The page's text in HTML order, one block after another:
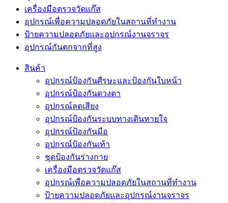
เครื่องมือตรวจวัดแก๊ส
อุปกรณ์เพื่อความปลอดภัยในสถานที่ทำงาน
ป้ายความปลอดภัยและอุปกรณ์งานจราจร
อุปกรณ์กันตกจากที่สูง
สินค้า
อุปกรณ์ป้องกันศีรษะและป้องกันใบหน้า
อุปกรณ์ป้องกันดวงตา
อุปกรณ์ลดเสียง
อุปกรณ์ป้องกันระบบทางเดินหายใจ
อุปกรณ์ป้องกันมือ
อุปกรณ์ป้องกันเท้า
ชุดป้องกันร่างกาย
เครื่องมือตรวจวัดแก๊ส
อุปกรณ์เพื่อความปลอดภัยในสถานที่ทำงาน
ป้ายความปลอดภัยและอุปกรณ์งานจราจร